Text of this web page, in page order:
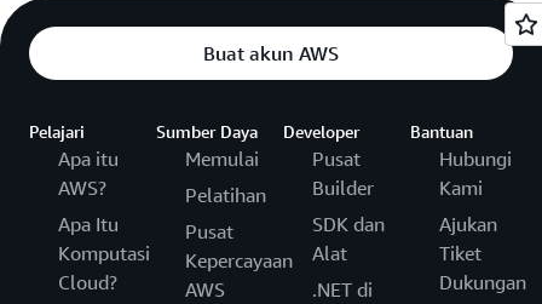
Buat akun AWS
Pelajari
Apa itu
AWS?
Apa Itu
Komputasi
Cloud?
Sumber Daya
Memulai
Pelatihan
Pusat
Kepercayaan
AWS
Developer
Pusat
Builder
SDK dan
Alat
.NET di
Bantuan
Hubungi
Kami
Ajukan
Tiket
Dukungan